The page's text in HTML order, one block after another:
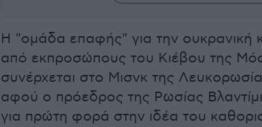
Η "ομάδα επαφής" για την ουκρανική
από εκπροσώπους του Κιέβου της
συνέρχεται στο Μισνκ της
αφού ο πρόεδρος της Ρωσίας
για πρώτη φορά στην ιδέα του